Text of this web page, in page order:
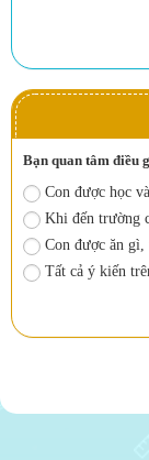
Bạn quan tâm điều
Con được học
Khi đến trường
Con được ăn
Tất cả ý kiến